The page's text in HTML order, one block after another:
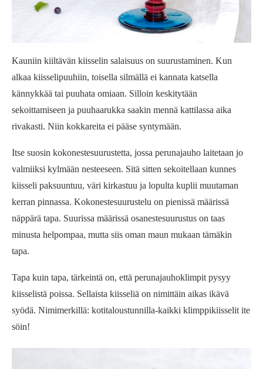
Kauniin kiiltävän kiisselin salaisuus on suurustaminen. Kun
alkaa kiisselipuuhiin, toisella silmällä ei kannata katsella
kännykkää tai puuhata omiaan. Silloin keskitytään
sekoittamiseen ja puuhaarukka saakin mennä kattilassa aika
rivakasti. Niin kokkareita ei pääse syntymään.
Itse suosin kokonestesuurustetta, jossa perunajauho laitetaan jo
valmiiksi kylmään nesteeseen. Sitä sitten sekoitellaan kunnes
kiisseli paksuuntuu, väri kirkastuu ja lopulta kuplii muutaman
kerran pinnassa. Kokonestesuurustelu on pienissä määrissä
näppärä tapa. Suurissa määrissä osanestesuurustus on taas
minusta helpompaa, mutta siis oman maun mukaan tämäkin
tapa.
Tapa kuin tapa, tärkeintä on, että perunajauhoklimpit pysyy
kiisselistä poissa. Sellaista kiisseliä on nimittäin aikas ikävä
syödä. Nimimerkillä: kotitaloustunnilla-kaikki klimppikiisselit ite
söin!